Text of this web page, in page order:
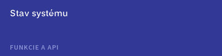
Stav systému
FUNKCIE A API